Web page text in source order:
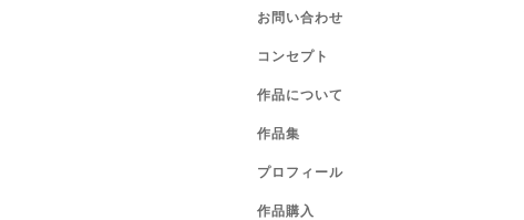
お問い合わせ
コンセプト
作品について
作品集
プロフィール
作品購入